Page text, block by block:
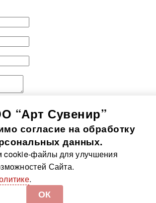
медали
содержащейся на сайте, в том
без согласия правообладателя, влечет
согласно ст. 1250-1252 ГК
РФ и ст. 146, 147 УК РФ
О компании Контакты
в отношении обработки
Доставка и оплата
“Арт Сувенир”
согласие на обработку
данных.
cookie-файлы для улучшения
Сайта.
.
ОК